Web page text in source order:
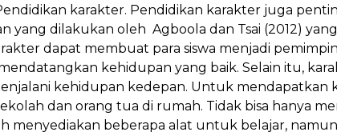
karakter. Pendidikan karakter juga
yang dilakukan oleh Agboola dan Tsai (2012)
dapat membuat para siswa menjadi
kehidupan yang baik. Selain itu,
kehidupan kedepan. Untuk mendapatkan
dan orang tua di rumah. Tidak bisa hanya
menyediakan beberapa alat untuk belajar,